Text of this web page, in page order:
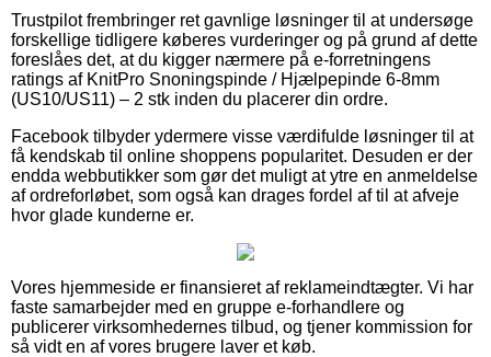
Trustpilot frembringer ret gavnlige løsninger til at undersøge
forskellige tidligere køberes vurderinger og på grund af dette
foreslåes det, at du kigger nærmere på e-forretningens
ratings af KnitPro Snoningspinde / Hjælpepinde 6-8mm
(US10/US11) – 2 stk inden du placerer din ordre.
Facebook tilbyder ydermere visse værdifulde løsninger til at
få kendskab til online shoppens popularitet. Desuden er der
endda webbutikker som gør det muligt at ytre en anmeldelse
af ordreforløbet, som også kan drages fordel af til at afveje
hvor glade kunderne er.
Vores hjemmeside er finansieret af reklameindtægter. Vi har
faste samarbejder med en gruppe e-forhandlere og
publicerer virksomhedernes tilbud, og tjener kommission for
så vidt en af vores brugere laver et køb.